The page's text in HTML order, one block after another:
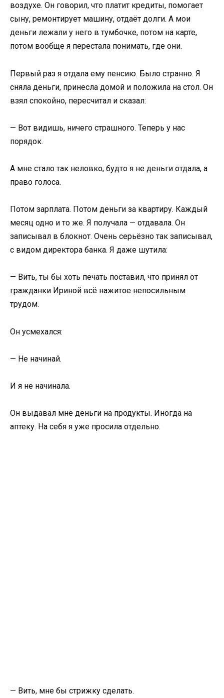
воздухе. Он говорил, что платит кредиты, помогает
сыну, ремонтирует машину, отдаёт долги. А мои
деньги лежали у него в тумбочке, потом на карте,
потом вообще я перестала понимать, где они.
Первый раз я отдала ему пенсию. Было странно. Я
сняла деньги, принесла домой и положила на стол. Он
взял спокойно, пересчитал и сказал:
— Вот видишь, ничего страшного. Теперь у нас
порядок.
А мне стало так неловко, будто я не деньги отдала, а
право голоса.
Потом зарплата. Потом деньги за квартиру. Каждый
месяц одно и то же. Я получала — отдавала. Он
записывал в блокнот. Очень серьёзно так записывал,
с видом директора банка. Я даже шутила:
— Вить, ты бы хоть печать поставил, что принял от
гражданки Ириной всё нажитое непосильным
трудом.
Он усмехался:
— Не начинай.
И я не начинала.
Он выдавал мне деньги на продукты. Иногда на
аптеку. На себя я уже просила отдельно.
— Вить, мне бы стрижку сделать.